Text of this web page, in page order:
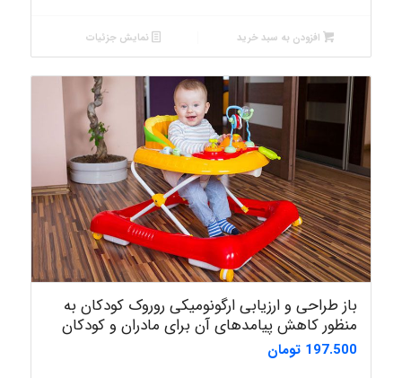
افزودن به سبد خرید نمایش جزئیات
باز طراحی و ارزیابی ارگونومیکی روروک کودکان به
منظور کاهش پیامدهای آن برای مادران و کودکان
197.500 تومان